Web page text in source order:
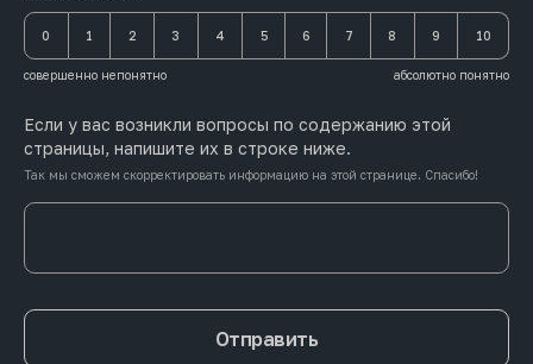
0 1 2 3 4 5 6 7 8 9 10
совершенно непонятно абсолютно понятно
Если у вас возникли вопросы по содержанию этой
страницы, напишите их в строке ниже.
Так мы сможем скорректировать информацию на этой странице. Спасибо!
Отправить